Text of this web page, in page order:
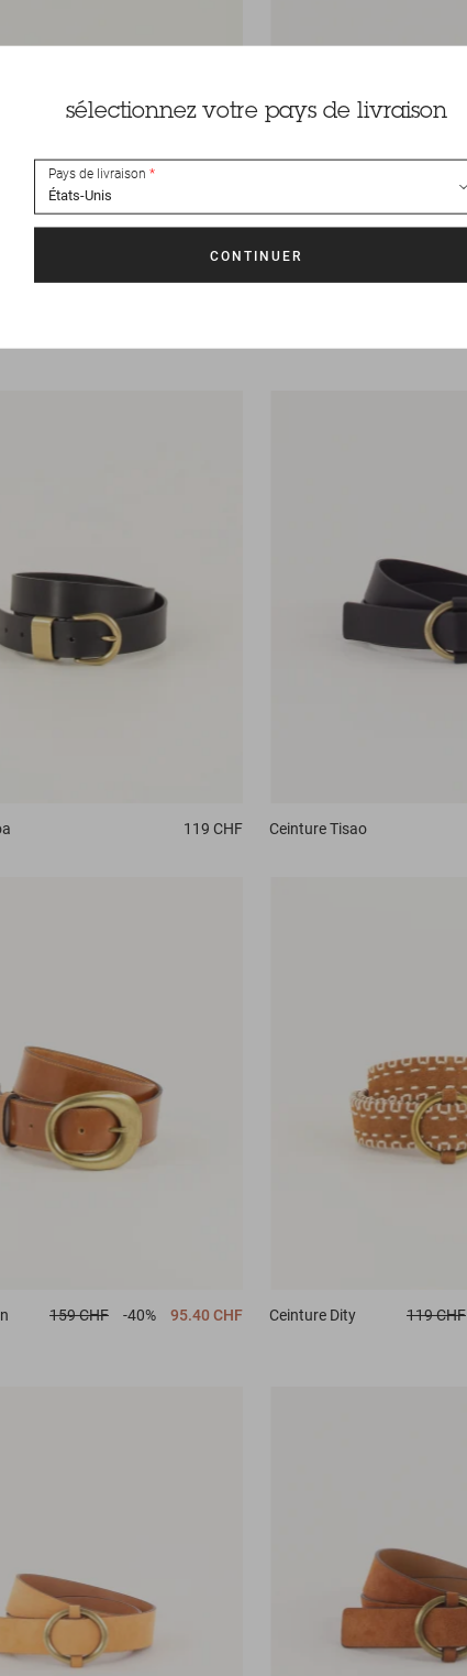
119 CHF CeintureTisao
159 CHF -40% 95.40 CHF Ceinture Dity 119 CHF
sélectionnez votre pays de livraison
Pays de livraison